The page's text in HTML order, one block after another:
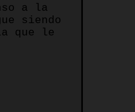
a la
siendo
que le